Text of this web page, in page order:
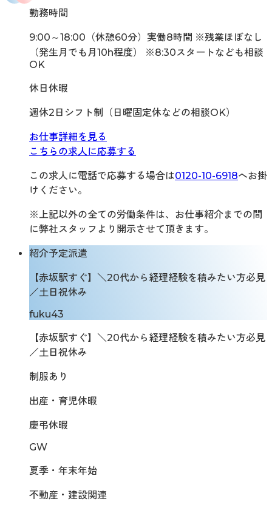
勤務時間
9:00～18:00（休憩60分）実働8時間 ※残業ほぼなし
（発生月でも月10h程度） ※8:30スタートなども相談
OK
休日休暇
週休2日シフト制（日曜固定休などの相談OK）
お仕事詳細を見る
こちらの求人に応募する
この求人に電話で応募する場合は0120-10-6918へお掛
けください。
※上記以外の全ての労働条件は、お仕事紹介までの間
に弊社スタッフより開示させて頂きます。
紹介予定派遣
【赤坂駅すぐ】＼20代から経理経験を積みたい方必見
／土日祝休み
fuku43
【赤坂駅すぐ】＼20代から経理経験を積みたい方必見
／土日祝休み
制服あり
出産・育児休暇
慶弔休暇
GW
夏季・年末年始
不動産・建設関連